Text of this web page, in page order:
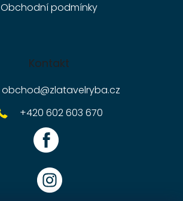
Obchodní podmínky
Kontakt
obchod@zlatavelryba.cz
+420 602 603 670